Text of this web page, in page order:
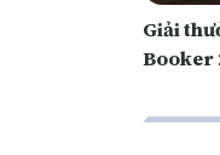
Giải
Booker